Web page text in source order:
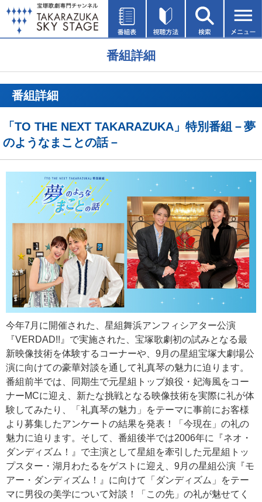
番組詳細
番組詳細
「TO THE NEXT TAKARAZUKA」特別番組－夢
のようなまことの話－
今年7月に開催された、星組舞浜アンフィシアター公演
『VERDAD!!』で実施された、宝塚歌劇初の試みとなる最
新映像技術を体験するコーナーや、9月の星組宝塚大劇場公
演に向けての豪華対談を通して礼真琴の魅力に迫ります。
番組前半では、同期生で元星組トップ娘役・妃海風をコー
ナーMCに迎え、新たな挑戦となる映像技術を実際に礼が体
験してみたり、「礼真琴の魅力」をテーマに事前にお客様
より募集したアンケートの結果を発表！「今現在」の礼の
魅力に迫ります。そして、番組後半では2006年に『ネオ・
ダンディズム！』で主演として星組を牽引した元星組トッ
プスター・湖月わたるをゲストに迎え、9月の星組公演『モ
アー・ダンディズム！』に向けて「ダンディズム」をテー
マに男役の美学について対談！「この先」の礼が魅せてく